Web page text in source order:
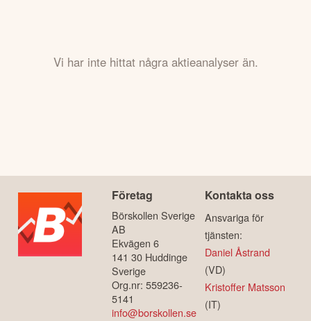
Vi har inte hittat några aktieanalyser än.
Företag
Börskollen Sverige
AB
Ekvägen 6
141 30 Huddinge
Sverige
Org.nr: 559236-
5141
info@borskollen.se
Kontakta oss
Ansvariga för
tjänsten:
Daniel Åstrand
(VD)
Kristoffer Matsson
(IT)